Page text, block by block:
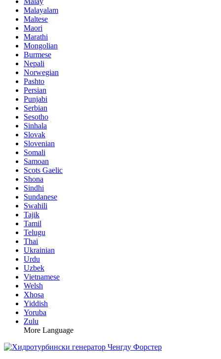
Malayalam
Maltese
Maori
Marathi
Mongolian
Burmese
Nepali
Norwegian
Pashto
Persian
Punjabi
Serbian
Sesotho
Sinhala
Slovak
Slovenian
Somali
Samoan
Scots Gaelic
Shona
Sindhi
Sundanese
Swahili
Tajik
Tamil
Telugu
Thai
Ukrainian
Urdu
Uzbek
Vietnamese
Welsh
Xhosa
Yiddish
Yoruba
Zulu
More Language